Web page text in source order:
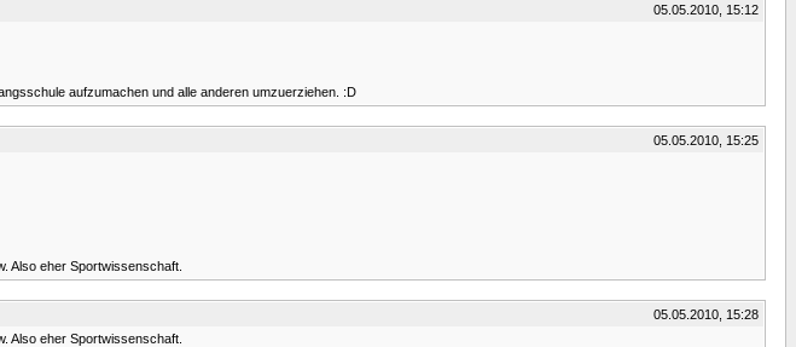
05.05.2010, 15:12
aufzumachen und alle anderen umzuerziehen. :D
05.05.2010, 15:25
Also eher Sportwissenschaft.
05.05.2010, 15:28
Also eher Sportwissenschaft.